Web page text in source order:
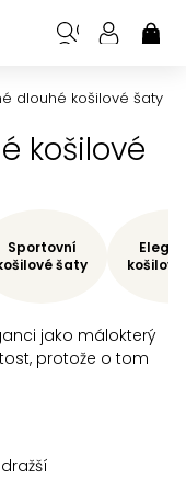
dlouhé košilové šaty
košilové
jako málokterý
protože o tom
Sportovní
šaty